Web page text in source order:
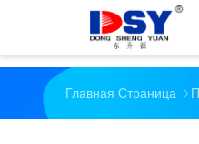
Главная Страница